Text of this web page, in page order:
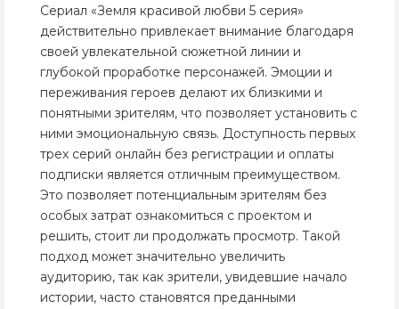
Сериал «Земля красивой любви 5 серия»
действительно привлекает внимание благодаря
своей увлекательной сюжетной линии и
глубокой проработке персонажей. Эмоции и
переживания героев делают их близкими и
понятными зрителям, что позволяет установить с
ними эмоциональную связь. Доступность первых
трех серий онлайн без регистрации и оплаты
подписки является отличным преимуществом.
Это позволяет потенциальным зрителям без
особых затрат ознакомиться с проектом и
решить, стоит ли продолжать просмотр. Такой
подход может значительно увеличить
аудиторию, так как зрители, увидевшие начало
истории, часто становятся преданными